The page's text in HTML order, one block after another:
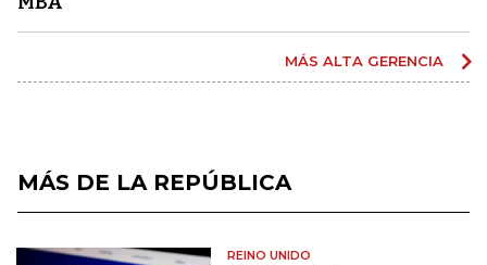
MÁS ALTA GERENCIA
MÁS DE LA REPÚBLICA
REINO UNIDO